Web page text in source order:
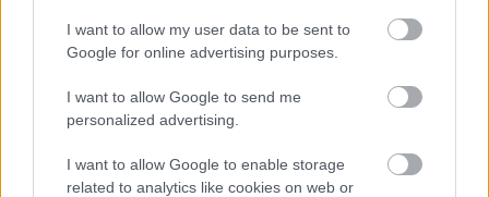
I want to allow my user data to be sent to
Google for online advertising purposes.
I want to allow Google to send me
personalized advertising.
I want to allow Google to enable storage
related to analytics like cookies on web or
Óriási bevétel-visszaesést könyvelhetett el az F1 a
második negyedévben